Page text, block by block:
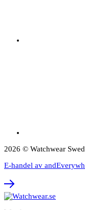
2026 © Watchwear
E-handel av